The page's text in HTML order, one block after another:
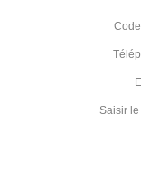
Saisir